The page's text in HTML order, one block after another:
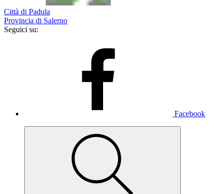
Città di Padula
Provincia di Salerno
Seguici su:
Facebook